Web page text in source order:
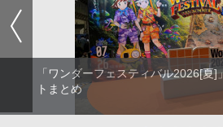
「ワンダーフェスティバル2026[夏]
トまとめ